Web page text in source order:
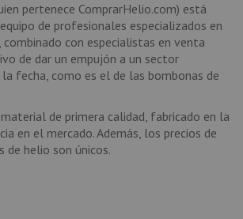
pertenece ComprarHelio.com) está
de profesionales especializados en
con especialistas en venta
de dar un empujón a un sector
fecha, como es el de las bombonas de
de primera calidad, fabricado en la
en el mercado. Además, los precios de
de helio son únicos.